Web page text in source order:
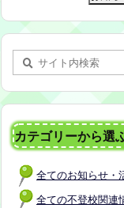
をさ
内容
年
カテゴリーから選
全てのお知らせ・
全ての不登校関連